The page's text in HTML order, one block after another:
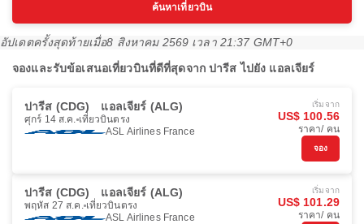
ค้นหาเที่ยวบิน
อัปเดตครั้งสุดท้ายเมื่อ8 สิงหาคม 2569 เวลา 21:37 GMT+0
จองและรับข้อเสนอเที่ยวบินที่ดีที่สุดจาก ปารีส ไปยัง แอลเจียร์
ปารีส (CDG) แอลเจียร์ (ALG)
ศุกร์ 14 ส.ค. เที่ยวบินตรง
ASL Airlines France
เริ่มจาก
US$ 100.56
ราคา/ คน
จอง
ปารีส (CDG) แอลเจียร์ (ALG)
พฤหัส 27 ส.ค. เที่ยวบินตรง
ASL Airlines France
เริ่มจาก
US$ 101.29
ราคา/ คน